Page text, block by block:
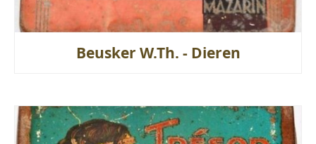
Beusker W.Th. - Dieren